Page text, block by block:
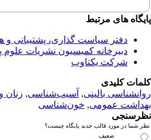
های مرتبط
دفتر سیاست گذاری، پشتیبانی و
دبیرخانه کمیسیون نشریات علوم
شرکت یکتاوب
کلیدی
بالینی, آسیب‌شناسی, زنان و
عمومی, خون‌شناسی
شما در مورد قالب جدید پایگاه چیست؟
ضعیف